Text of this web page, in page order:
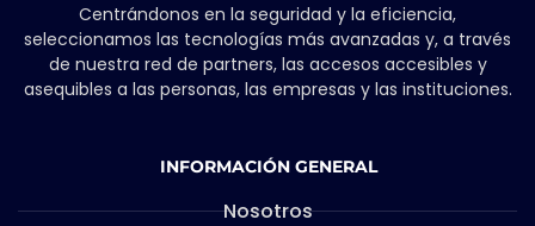
Centrándonos en la seguridad y la eficiencia,
seleccionamos las tecnologías más avanzadas y, a través
de nuestra red de partners, las accesos accesibles y
asequibles a las personas, las empresas y las instituciones.
INFORMACIÓN GENERAL
Nosotros